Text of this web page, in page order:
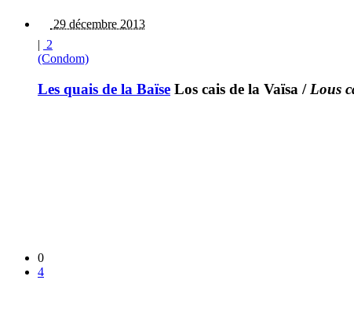
29 décembre 2013
| 2
(Condom)
Les quais de la Baïse Los cais de la Vaïsa / Lous
0
4